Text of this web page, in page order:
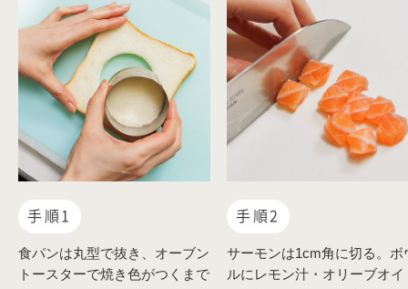
手順1
食パンは丸型で抜き、オーブン
トースターで焼き色がつくまで
手順2
サーモンは1cm角に切る。ボ
ルにレモン汁・オリーブオイ